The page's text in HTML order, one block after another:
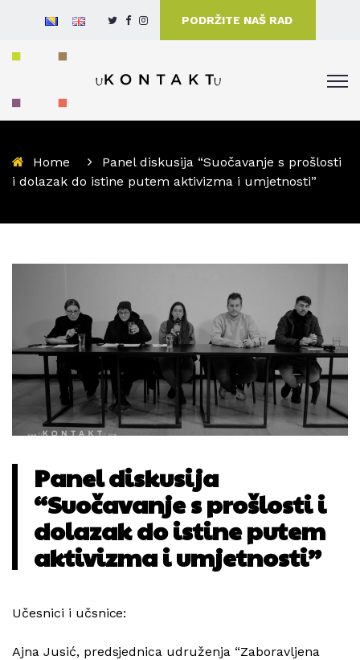
PODRŽITE NAŠ RAD
Home
Panel diskusija “Suočavanje s prošlosti
i dolazak do istine putem aktivizma i umjetnosti”
Panel diskusija
“Suočavanje s prošlosti i
dolazak do istine putem
aktivizma i umjetnosti”
Učesnici i učsnice:
Ajna Jusić, predsjednica udruženja “Zaboravljena